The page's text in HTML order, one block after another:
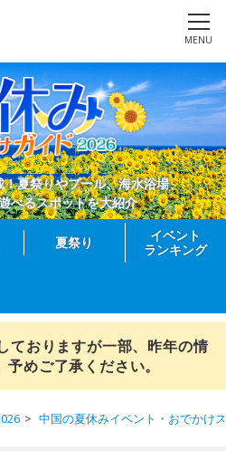
MENU
夏祭りやプール、海水浴場、
べるスポットを大紹介
夏祭り
イベント
ランキング
ておりますが一部、昨年の情
めご了承ください。
中国の夏休みイベント・おでかけ